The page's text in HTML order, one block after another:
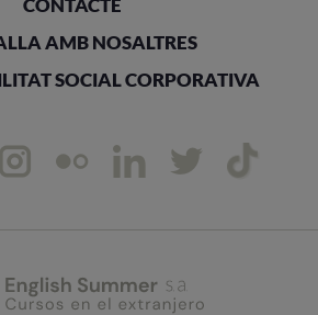
CONTACTE
AMB NOSALTRES
SOCIAL CORPORATIVA